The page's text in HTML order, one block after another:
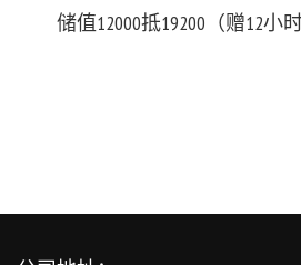
储值12000抵19200（赠12